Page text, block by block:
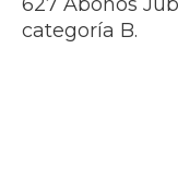
627 Abonos
categoría B.